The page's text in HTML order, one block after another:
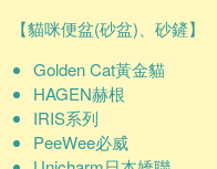
【貓咪便盆(砂盆)、砂鏟】
Golden Cat黃金貓
HAGEN赫根
IRIS系列
PeeWee必威